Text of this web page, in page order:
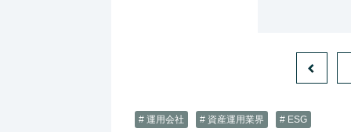
# 運用会社 # 資産運用業界 # ESG